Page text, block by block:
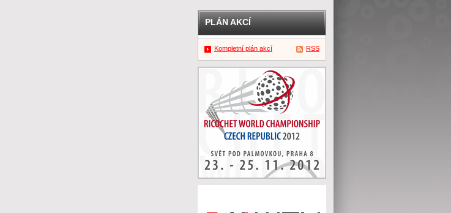
PLÁN AKCÍ
Kompletní plán akcí RSS